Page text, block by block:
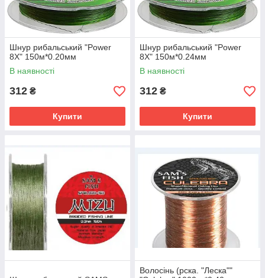
Шнур рибальський "Power
8X" 150м*0.20мм
В наявності
312 ₴
Купити
Шнур рибальський "Power
8X" 150м*0.24мм
В наявності
312 ₴
Купити
Волосінь (рска. "Леска""